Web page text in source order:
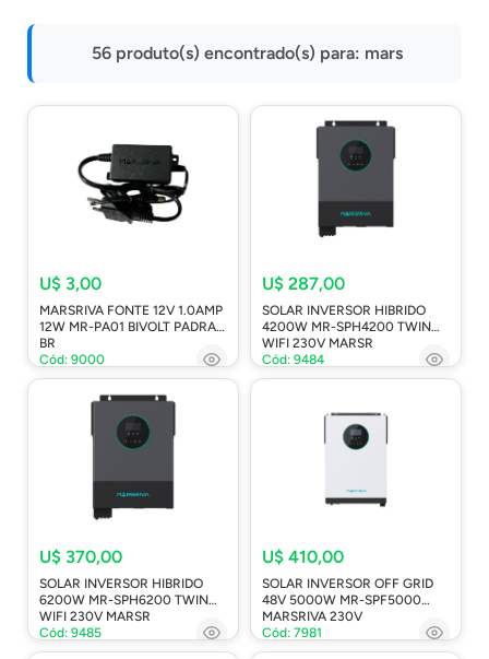
Onu Epon
Ferramentas-Tools
56 produto(s) encontrado(s) para: mars
U$ 3,00
MARSRIVA FONTE 12V 1.0AMP
12W MR-PA01 BIVOLT PADRAO
BR
Cód: 9000
U$ 287,00
SOLAR INVERSOR HIBRIDO
4200W MR-SPH4200 TWIN
WIFI 230V MARSR
Cód: 9484
U$ 370,00
SOLAR INVERSOR HIBRIDO
6200W MR-SPH6200 TWIN
WIFI 230V MARSR
Cód: 9485
U$ 410,00
SOLAR INVERSOR OFF GRID
48V 5000W MR-SPF5000
MARSRIVA 230V
Cód: 7981